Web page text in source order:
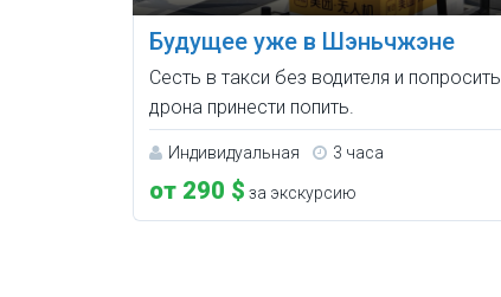
Будущее уже в Шэньчжэне
Сесть в такси без водителя и попросить
дрона принести попить.
Индивидуальная 3 часа
от 290 $ за экскурсию